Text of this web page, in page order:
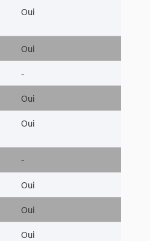
Oui
Oui
-
Oui
Oui
-
Oui
Oui
Oui